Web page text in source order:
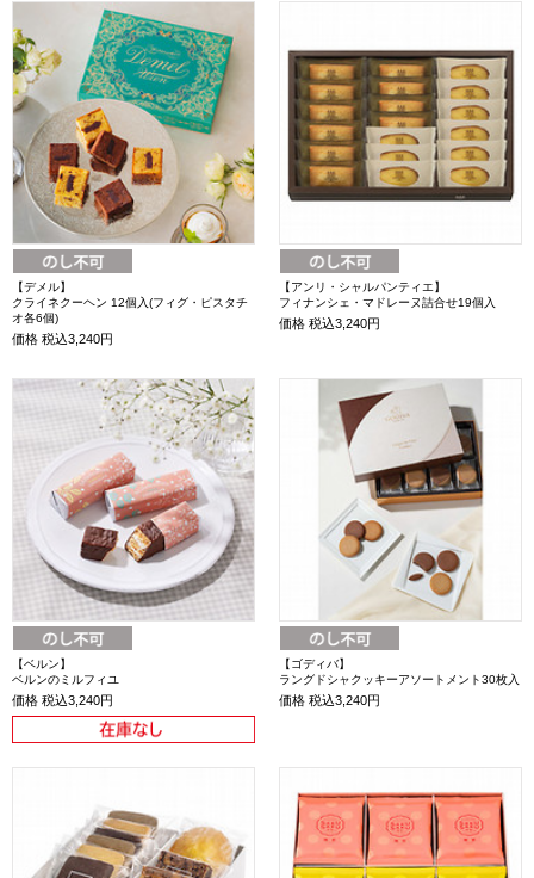
【デメル】
クライネクーヘン 12個入(フィグ・ピスタチ
オ各6個)
価格 税込3,240円
【アンリ・シャルパンティエ】
フィナンシェ・マドレーヌ詰合せ19個入
価格 税込3,240円
【ベルン】
ベルンのミルフィユ
価格 税込3,240円
【ゴディバ】
ラングドシャクッキーアソートメント30枚入
価格 税込3,240円